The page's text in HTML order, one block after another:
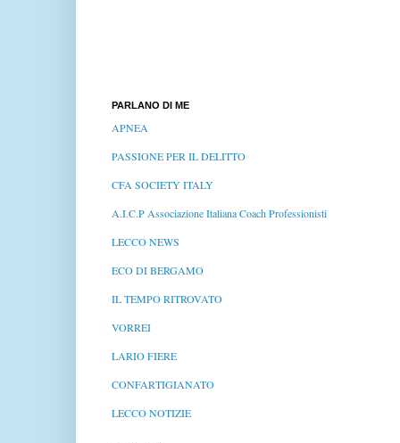
PARLANO DI ME
APNEA
PASSIONE PER IL DELITTO
CFA SOCIETY ITALY
A.I.C.P Associazione Italiana Coach Professionisti
LECCO NEWS
ECO DI BERGAMO
IL TEMPO RITROVATO
VORREI
LARIO FIERE
CONFARTIGIANATO
LECCO NOTIZIE